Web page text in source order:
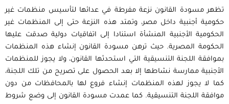
تظهر مسودة القانون نزعة مفرطة في عدائها لتأسيس منظمات غير
حكومية أجنبية داخل مصر، وتمتد هذه النزعة حتى إلى المنظمات غير
الحكومية الأجنبية المنشأة استنادا إلى اتفاقيات دولية صدقت عليها
الحكومة المصرية. حيث ترهن مسودة القانون إنشاء هذه المنظمات
بموافقة اللجنة التنسيقية التي استحدثها القانون، ولا يجوز للمنظمات
الأجنبية ممارسة نشاطها إلا بعد الحصول على تصريح من تلك اللجنة،
كما لا يجوز لهذه المنظمات إنشاء فروع لها بالمحافظات من دون
موافقة اللجنة التنسيقية. كما عمدت مسودة القانون إلى وضع شروط